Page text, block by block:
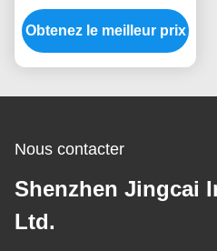
pouces montrent
ST7796 contact
capacitif d'écran tactile
liquides de Tft de 3,5
Obtenez le meilleur prix
Nous contacter
Shenzhen Jingcai
Ltd.